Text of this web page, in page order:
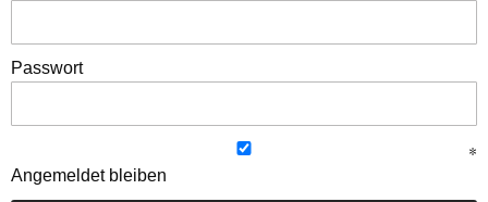
Passwort
Angemeldet bleiben